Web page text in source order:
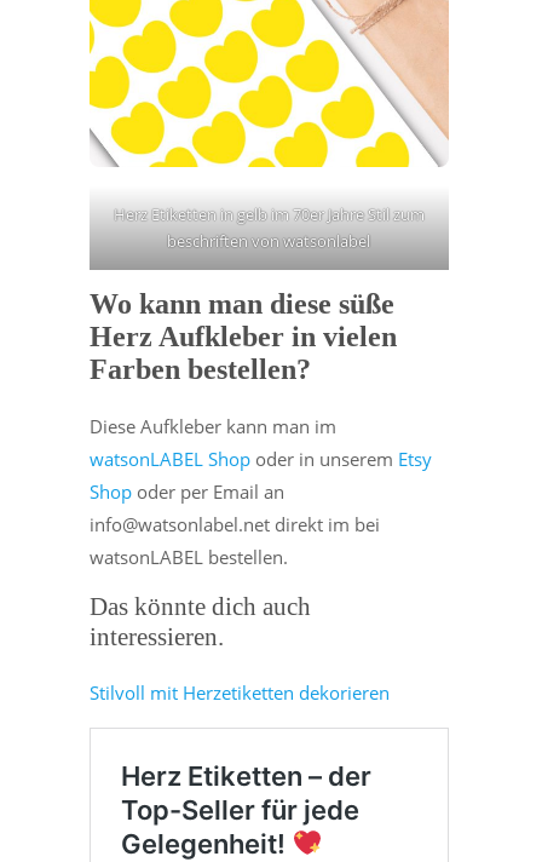
Herz Etiketten in gelb im 70er Jahre Stil zum
beschriften von watsonlabel
Wo kann man diese süße
Herz Aufkleber in vielen
Farben bestellen?
Diese Aufkleber kann man im
watsonLABEL Shop oder in unserem Etsy
Shop oder per Email an
info@watsonlabel.net direkt im bei
watsonLABEL bestellen.
Das könnte dich auch
interessieren.
Stilvoll mit Herzetiketten dekorieren